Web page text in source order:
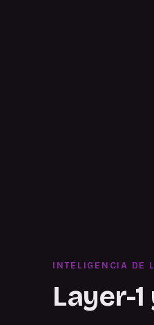
INTELIGENCIA DE
Layer-